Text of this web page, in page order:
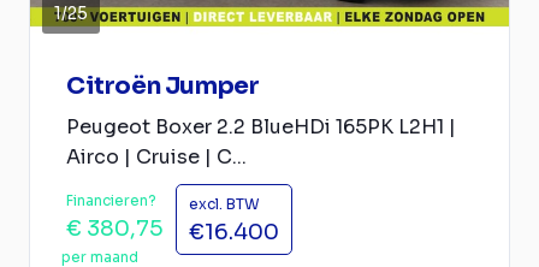
1/25
Citroën Jumper
Peugeot Boxer 2.2 BlueHDi 165PK L2H1 |
Airco | Cruise | C...
Financieren?
€ 380,75
per maand
excl. BTW
€16.400